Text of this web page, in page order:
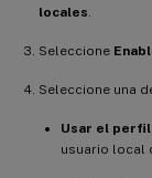
locales
Seleccione
Seleccione una
Usar el
usuario local